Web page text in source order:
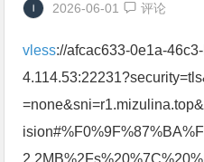
2026-06-01 评论
vless://afcac633-0e1a-